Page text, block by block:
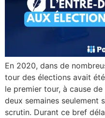
En 2020, dans de
tour des élections avait
le premier tour, à cause de
deux semaines seulement
scrutin. Durant ce bref